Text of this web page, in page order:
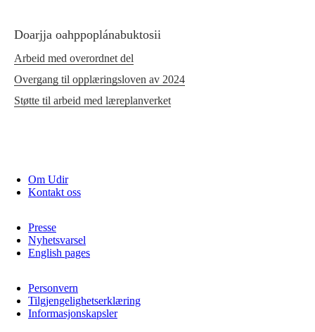
Doarjja oahppoplánabuktosii
Arbeid med overordnet del
Overgang til opplæringsloven av 2024
Støtte til arbeid med læreplanverket
Om Udir
Kontakt oss
Presse
Nyhetsvarsel
English pages
Personvern
Tilgjengelighetserklæring
Informasjonskapsler